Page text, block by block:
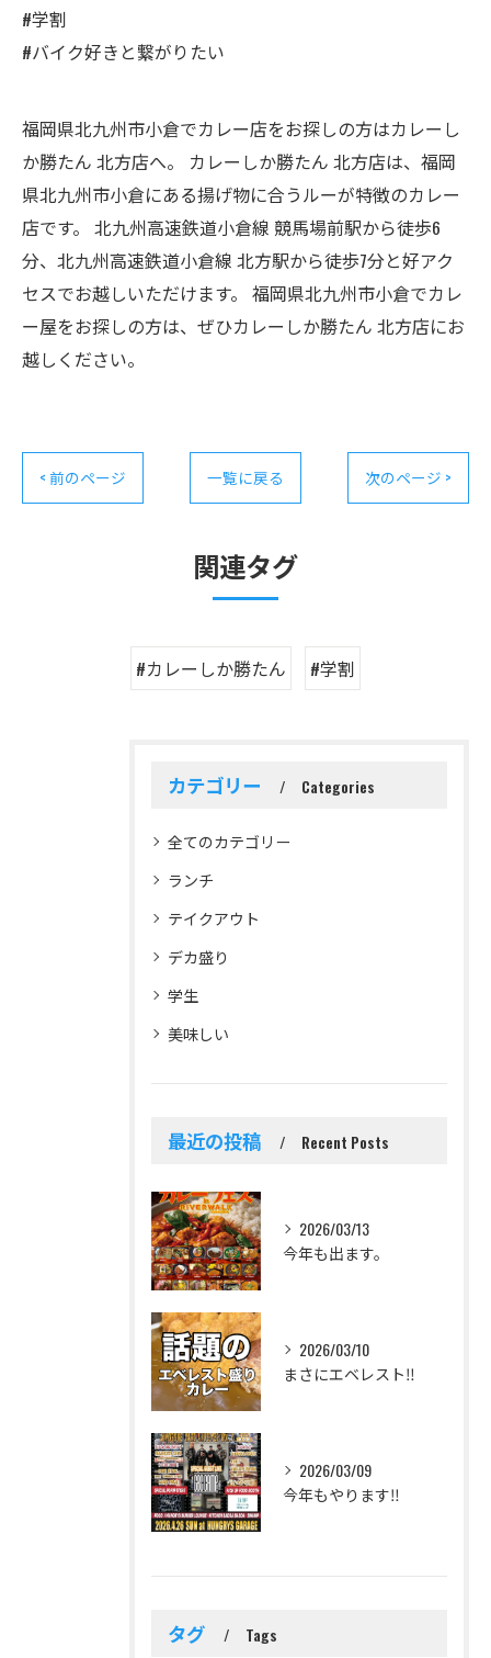
#学割
#バイク好きと繋がりたい
福岡県北九州市小倉でカレー店をお探しの方はカレーし
か勝たん 北方店へ。 カレーしか勝たん 北方店は、福岡
県北九州市小倉にある揚げ物に合うルーが特徴のカレー
店です。 北九州高速鉄道小倉線 競馬場前駅から徒歩6
分、北九州高速鉄道小倉線 北方駅から徒歩7分と好アク
セスでお越しいただけます。 福岡県北九州市小倉でカレ
ー屋をお探しの方は、ぜひカレーしか勝たん 北方店にお
越しください。
< 前のページ 一覧に戻る 次のページ >
関連タグ
#カレーしか勝たん #学割
カテゴリー Categories
全てのカテゴリー
ランチ
テイクアウト
デカ盛り
学生
美味しい
最近の投稿 Recent Posts
2026/03/13
今年も出ます。
2026/03/10
まさにエベレスト‼️
2026/03/09
今年もやります‼️
タグ Tags